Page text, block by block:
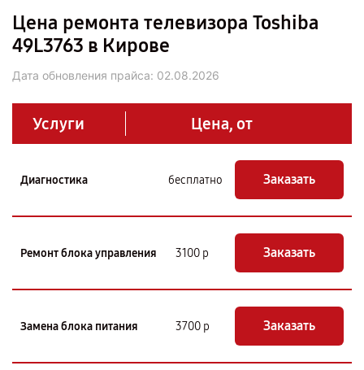
Цена ремонта телевизора Toshiba
49L3763 в Кирове
Дата обновления прайса: 02.08.2026
Услуги Цена, от
Диагностика бесплатно Заказать
Ремонт блока управления 3100 р Заказать
Замена блока питания 3700 р Заказать